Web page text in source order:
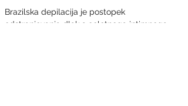
Brazilska depilacija je postopek
odstranjevanja dlak s celotnega intimnega